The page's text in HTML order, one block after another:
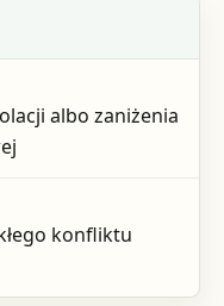
albo zaniżenia
konfliktu